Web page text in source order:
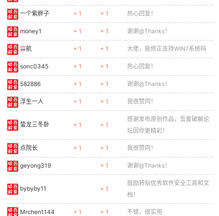
一个紫胖子 + 1 + 1 热心回复！
money1 + 1 + 1 谢谢@Thanks！
尛航 + 1 + 1 大佬，能修正支持WIN7系统吗
sonc0345 + 1 + 1 热心回复！
582886 + 1 + 1 谢谢@Thanks！
浮生一人 + 1 + 1 我很赞同！
蛰龙三冬卧 + 1 + 1
感谢发布原创作品，吾爱破解论
坛因你更精彩！
点院长 + 1 + 1 我很赞同！
geyong319 + 1 谢谢@Thanks！
bybyby11 + 1
鼓励转贴优秀软件安全工具和文
档！
Mrchen1144 + 1 + 1 不错，很实用